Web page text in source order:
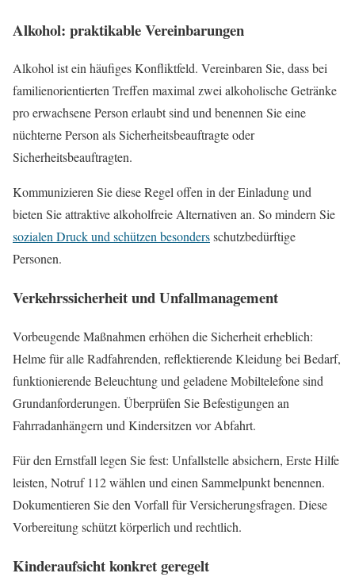
Alkohol: praktikable Vereinbarungen
Alkohol ist ein häufiges Konfliktfeld. Vereinbaren Sie, dass bei
familienorientierten Treffen maximal zwei alkoholische Getränke
pro erwachsene Person erlaubt sind und benennen Sie eine
nüchterne Person als Sicherheitsbeauftragte oder
Sicherheitsbeauftragten.
Kommunizieren Sie diese Regel offen in der Einladung und
bieten Sie attraktive alkoholfreie Alternativen an. So mindern Sie
sozialen Druck und schützen besondersschutzbedürftige
Personen.
Verkehrssicherheit und Unfallmanagement
Vorbeugende Maßnahmen erhöhen die Sicherheit erheblich:
Helme für alle Radfahrenden, reflektierende Kleidung bei Bedarf,
funktionierende Beleuchtung und geladene Mobiltelefone sind
Grundanforderungen. Überprüfen Sie Befestigungen an
Fahrradanhängern und Kindersitzen vor Abfahrt.
Für den Ernstfall legen Sie fest: Unfallstelle absichern, Erste Hilfe
leisten, Notruf 112 wählen und einen Sammelpunkt benennen.
Dokumentieren Sie den Vorfall für Versicherungsfragen. Diese
Vorbereitung schützt körperlich und rechtlich.
Kinderaufsicht konkret geregelt